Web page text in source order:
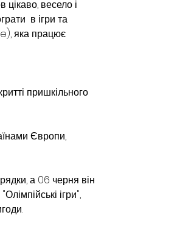
цікаво, весело і
в ігри та
яка працює
пришкільного
Європи,
а 06 черня він
ігри",